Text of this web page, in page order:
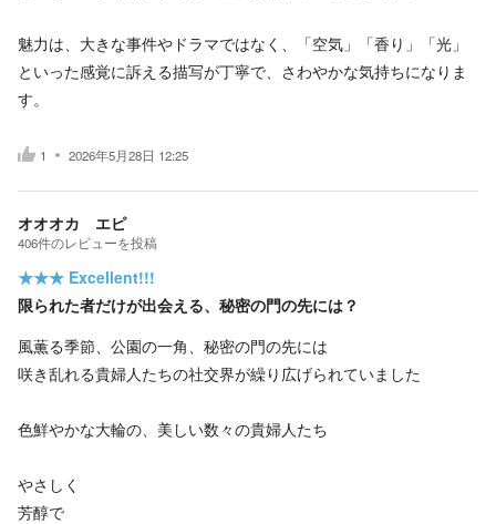
魅力は、大きな事件やドラマではなく、「空気」「香り」「光」
といった感覚に訴える描写が丁寧で、さわやかな気持ちになりま
す。
1 2026年5月28日 12:25
オオオカ エピ
406件のレビューを投稿
★★★ Excellent!!!
限られた者だけが出会える、秘密の門の先には？
風薫る季節、公園の一角、秘密の門の先には
咲き乱れる貴婦人たちの社交界が繰り広げられていました
色鮮やかな大輪の、美しい数々の貴婦人たち
やさしく
芳醇で